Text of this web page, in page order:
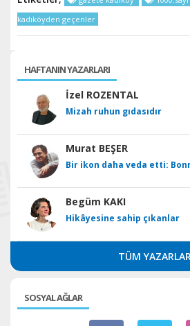
kadıköyden geçenler
HAFTANIN YAZARLARI
İzel ROZENTAL
Mizah ruhun gıdasıdır
Murat BEŞER
Bir ikon daha veda etti:
Begüm KAKI
Hikâyesine sahip çıkanlar
TÜM
SOSYAL AĞLAR